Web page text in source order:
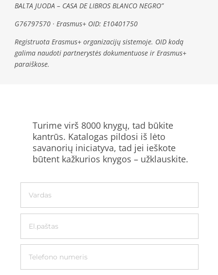
BALTA JUODA – CASA DE LIBROS BLANCO NEGRO”
G76797570 · Erasmus+ OID: E10401750
Registruota Erasmus+ organizacijų sistemoje. OID kodą
galima naudoti partnerystės dokumentuose ir Erasmus+
paraiškose.
Turime virš 8000 knygų, tad būkite
kantrūs. Katalogas pildosi iš lėto
savanorių iniciatyva, tad jei ieškote
būtent kažkurios knygos – užklauskite.